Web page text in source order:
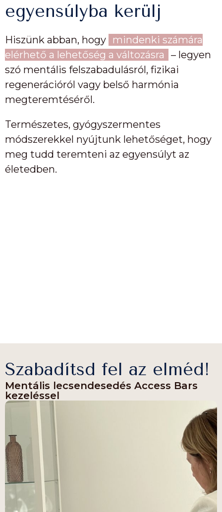
egyensúlyba kerülj
Hiszünk abban, hogy mindenki számára
elérhető a lehetőség a változásra
– legyen
szó mentális felszabadulásról, fizikai
regenerációról vagy belső harmónia
megteremtéséről.
Természetes, gyógyszermentes
módszerekkel nyújtunk lehetőséget, hogy
meg tudd teremteni az egyensúlyt az
életedben.
Szabadítsd fel az elméd!
Mentális lecsendesedés Access Bars
kezeléssel